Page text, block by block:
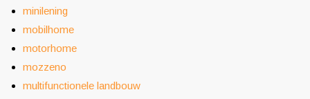
minilening
mobilhome
motorhome
mozzeno
multifunctionele landbouw